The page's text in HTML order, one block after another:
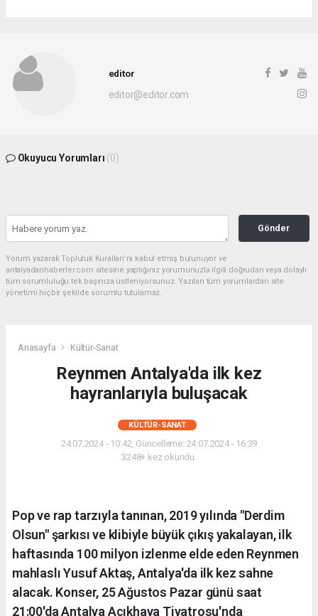
editor
editor@editor.com
Okuyucu Yorumları (0)
Gönder
Yorum yazarak Topluluk Kuralları’nı kabul etmiş bulunuyor ve
antalyadanhaberler.com sitesine yaptığınız yorumunuzla ilgili doğrudan veya dolaylı
tüm sorumluluğu tek başınıza üstleniyorsunuz. Yazılan tüm yorumlardan site
yönetimi hiçbir şekilde sorumlu tutulamaz.
Anasayfa Kültür-Sanat
Reynmen Antalya'da ilk kez
hayranlarıyla buluşacak
KÜLTÜR-SANAT
24.07.2024 - 10:42, Güncelleme: 24.07.2024 - 16:39
3248+ kez okundu.
Pop ve rap tarzıyla tanınan, 2019 yılında "Derdim
Olsun" şarkısı ve klibiyle büyük çıkış yakalayan, ilk
haftasında 100 milyon izlenme elde eden Reynmen
mahlaslı Yusuf Aktaş, Antalya'da ilk kez sahne
alacak. Konser, 25 Ağustos Pazar günü saat
21:00'da Antalya Açıkhava Tiyatrosu'nda